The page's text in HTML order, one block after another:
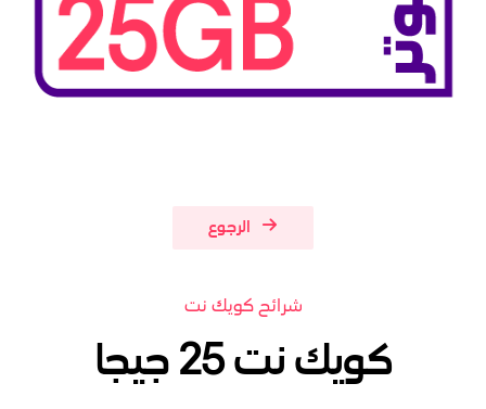
الرجوع
شرائح كويك نت
كويك نت 25 جيجا